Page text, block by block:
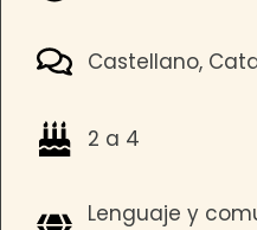
Castellano,
2 a 4
Lenguaje y